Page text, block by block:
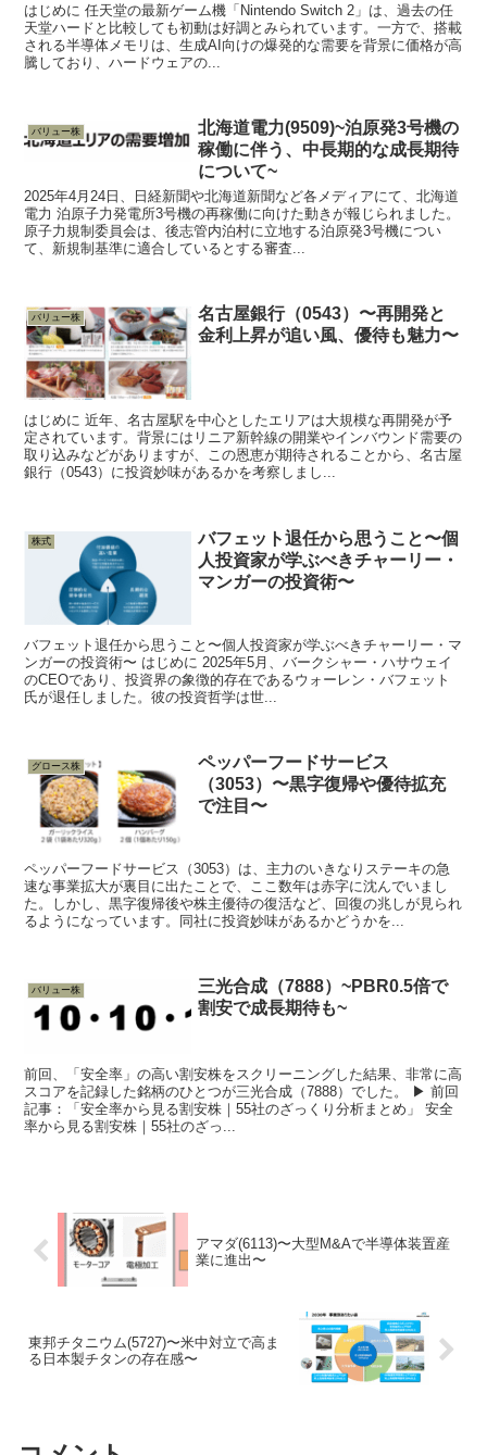
はじめに 任天堂の最新ゲーム機「Nintendo Switch 2」は、過去の任
天堂ハードと比較しても初動は好調とみられています。一方で、搭載
される半導体メモリは、生成AI向けの爆発的な需要を背景に価格が高
騰しており、ハードウェアの...
バリュー株
北海道電力(9509)~泊原発3号機の
稼働に伴う、中長期的な成長期待
について~
2025年4月24日、日経新聞や北海道新聞など各メディアにて、北海道
電力 泊原子力発電所3号機の再稼働に向けた動きが報じられました。
原子力規制委員会は、後志管内泊村に立地する泊原発3号機につい
て、新規制基準に適合しているとする審査...
バリュー株
名古屋銀行（0543）〜再開発と
金利上昇が追い風、優待も魅力〜
はじめに 近年、名古屋駅を中心としたエリアは大規模な再開発が予
定されています。背景にはリニア新幹線の開業やインバウンド需要の
取り込みなどがありますが、この恩恵が期待されることから、名古屋
銀行（0543）に投資妙味があるかを考察しまし...
株式
バフェット退任から思うこと〜個
人投資家が学ぶべきチャーリー・
マンガーの投資術〜
バフェット退任から思うこと〜個人投資家が学ぶべきチャーリー・マ
ンガーの投資術〜 はじめに 2025年5月、バークシャー・ハサウェイ
のCEOであり、投資界の象徴的存在であるウォーレン・バフェット
氏が退任しました。彼の投資哲学は世...
グロース株
ペッパーフードサービス
（3053）〜黒字復帰や優待拡充
で注目〜
ペッパーフードサービス（3053）は、主力のいきなりステーキの急
速な事業拡大が裏目に出たことで、ここ数年は赤字に沈んでいまし
た。しかし、黒字復帰後や株主優待の復活など、回復の兆しが見られ
るようになっています。同社に投資妙味があるかどうかを...
バリュー株
三光合成（7888）~PBR0.5倍で
割安で成長期待も~
前回、「安全率」の高い割安株をスクリーニングした結果、非常に高
スコアを記録した銘柄のひとつが三光合成（7888）でした。 ▶︎ 前回
記事：「安全率から見る割安株｜55社のざっくり分析まとめ」 安全
率から見る割安株｜55社のざっ...
アマダ(6113)〜大型M&Aで半導体装置産
業に進出〜
東邦チタニウム(5727)〜米中対立で高ま
る日本製チタンの存在感〜